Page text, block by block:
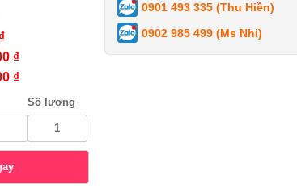
₫
₫
Số lượng
0901 493 335 (Thu Hiền)
0902 985 499 (Ms Nhi)